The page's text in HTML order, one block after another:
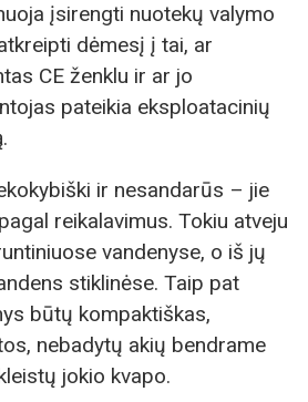
įsirengti nuotekų valymo
dėmesį į tai, ar
CE ženklu ir ar jo
pateikia eksploatacinių
ir nesandarūs – jie
reikalavimus. Tokiu atveju
vandenyse, o iš jų
stiklinėse. Taip pat
būtų kompaktiškas,
nebadytų akių bendrame
jokio kvapo.